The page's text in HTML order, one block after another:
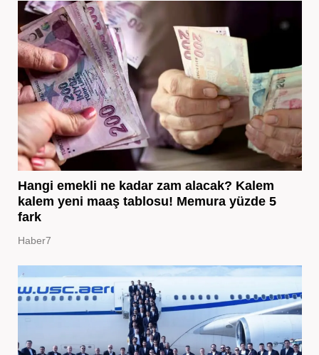
Hangi emekli ne kadar zam alacak? Kalem
kalem yeni maaş tablosu! Memura yüzde 5
fark
Haber7